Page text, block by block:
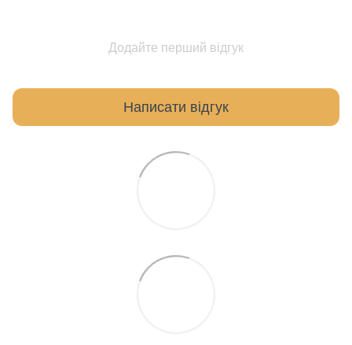
Додайте перший відгук
Написати відгук